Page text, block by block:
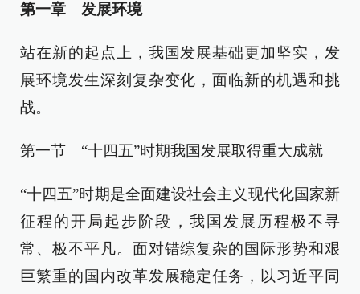
第一章 发展环境
站在新的起点上，我国发展基础更加坚实，发
展环境发生深刻复杂变化，面临新的机遇和挑
战。
第一节 “十四五”时期我国发展取得重大成就
“十四五”时期是全面建设社会主义现代化国家新
征程的开局起步阶段，我国发展历程极不寻
常、极不平凡。面对错综复杂的国际形势和艰
巨繁重的国内改革发展稳定任务，以习近平同